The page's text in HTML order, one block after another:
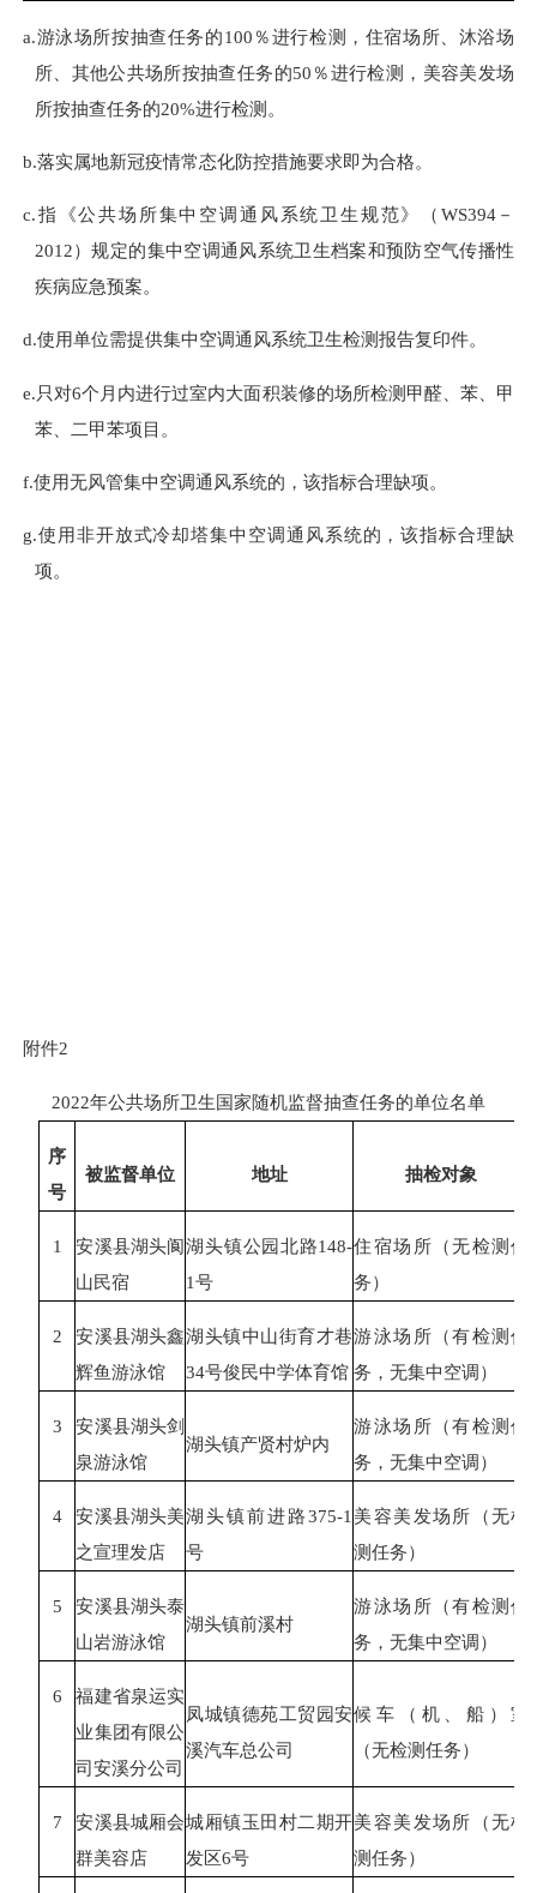
a.游泳场所按抽查任务的100 ％进行检测，住宿场所、沐浴场
所、其他公共场所按抽查任务的50 ％进行检测，美容美发场
所按抽查任务的20%进行检测。
b.落实属地新冠疫情常态化防控措施要求即为合格。
c.指《公共场所集中空调通风系统卫生规范》（ WS394 －
2012）规定的集中空调通风系统卫生档案和预防空气传播性
疾病应急预案。
d.使用单位需提供集中空调通风系统卫生检测报告复印件。
e.只对6个月内进行过室内大面积装修的场所检测甲醛、苯、甲
苯、二甲苯项目。
f.使用无风管集中空调通风系统的，该指标合理缺项。
g.使用非开放式冷却塔集中空调通风系统的，该指标合理缺
项。
附件2
2022年公共场所卫生国家随机监督抽查任务的单位名单
序
号
被监督单位 地址 抽检对象
1
安溪县湖头阆
山民宿
湖头镇公园北路148-
1号
住宿场所（无检测任
务）
2
安溪县湖头鑫
辉鱼游泳馆
湖头镇中山街育才巷
34号俊民中学体育馆
游泳场所（有检测任
务，无集中空调）
3
安溪县湖头剑
泉游泳馆
湖头镇产贤村炉内
游泳场所（有检测任
务，无集中空调）
4
安溪县湖头美
之宣理发店
湖头镇前进路375-1
号
美容美发场所（无检
测任务）
5
安溪县湖头泰
山岩游泳馆
湖头镇前溪村
游泳场所（有检测任
务，无集中空调）
6
福建省泉运实
业集团有限公
司安溪分公司
凤城镇德苑工贸园安
溪汽车总公司
候车（机、船）室
（无检测任务）
7
安溪县城厢会
群美容店
城厢镇玉田村二期开
发区6号
美容美发场所（无检
测任务）